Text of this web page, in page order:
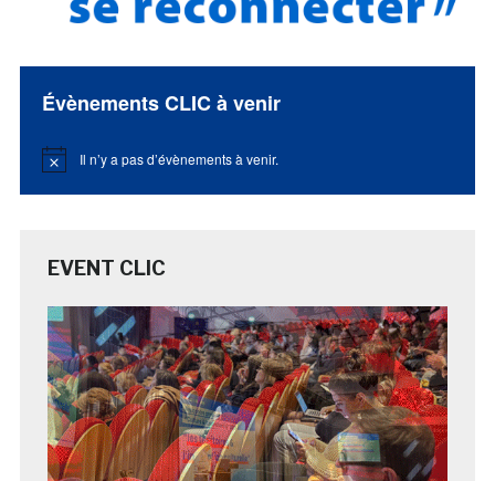
Évènements CLIC à venir
Notice Il n’y a pas d’évènements à venir.
EVENT CLIC